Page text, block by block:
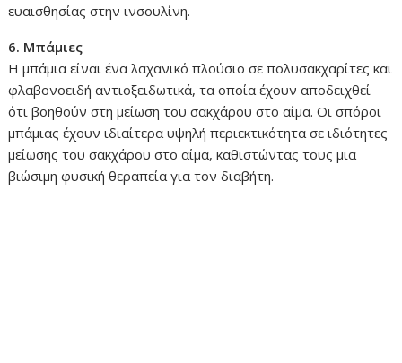
ευαισθησίας στην ινσουλίνη.
6. Μπάμιες
Η μπάμια είναι ένα λαχανικό πλούσιο σε πολυσακχαρίτες και
φλαβονοειδή αντιοξειδωτικά, τα οποία έχουν αποδειχθεί
ότι βοηθούν στη μείωση του σακχάρου στο αίμα. Οι σπόροι
μπάμιας έχουν ιδιαίτερα υψηλή περιεκτικότητα σε ιδιότητες
μείωσης του σακχάρου στο αίμα, καθιστώντας τους μια
βιώσιμη φυσική θεραπεία για τον διαβήτη.